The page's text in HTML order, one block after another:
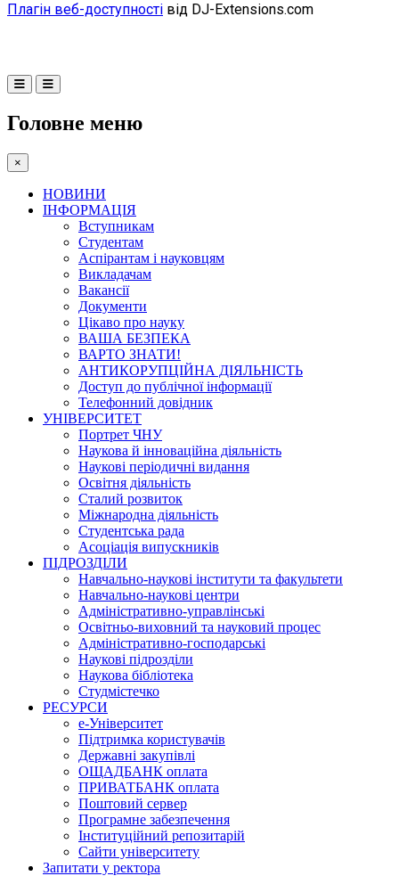
Плагін веб-доступності від DJ-Extensions.com
Головне меню
×
НОВИНИ
ІНФОРМАЦІЯ
Вступникам
Студентам
Аспірантам і науковцям
Викладачам
Вакансії
Документи
Цікаво про науку
ВАША БЕЗПЕКА
ВАРТО ЗНАТИ!
АНТИКОРУПЦІЙНА ДІЯЛЬНІСТЬ
Доступ до публічної інформації
Телефонний довідник
УНІВЕРСИТЕТ
Портрет ЧНУ
Наукова й інноваційна діяльність
Наукові періодичні видання
Освітня діяльність
Сталий розвиток
Міжнародна діяльність
Студентська рада
Асоціація випускників
ПІДРОЗДІЛИ
Навчально-наукові інститути та факультети
Навчально-наукові центри
Адміністративно-управлінські
Освітньо-виховний та науковий процес
Адміністративно-господарські
Наукові підрозділи
Наукова бібліотека
Студмістечко
РЕСУРСИ
е-Університет
Підтримка користувачів
Державні закупівлі
ОЩАДБАНК оплата
ПРИВАТБАНК оплата
Поштовий сервер
Програмне забезпечення
Інституційний репозитарій
Сайти університету
Запитати у ректора